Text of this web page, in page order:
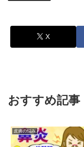
X
おすすめ記事
皮膚の悩み